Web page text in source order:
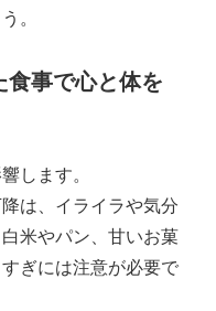
。
食事で心と体を
します。
は、イライラや気分
米やパン、甘いお菓
ぎには注意が必要で